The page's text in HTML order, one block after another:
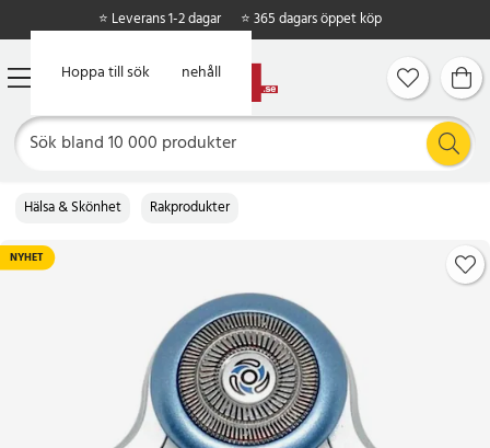
Hoppa till huvudinnehåll
Hoppa till sök
⭐ Leverans 1-2 dagar ⭐ 365 dagars öppet köp
Hälsa & Skönhet Rakprodukter
NYHET